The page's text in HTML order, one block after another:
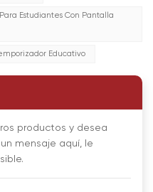
Estudiantes Con Pantalla
Educativo
productos y desea
mensaje aquí, le